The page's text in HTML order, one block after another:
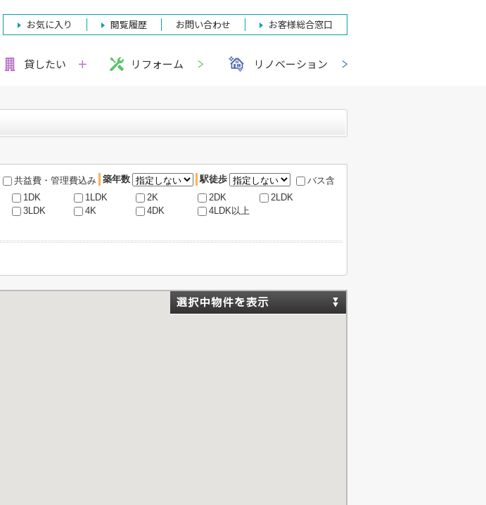
お気に入り 閲覧履歴 お問い合わせ お客様総合窓口
貸したい リフォーム リノベーション
共益費・管理費込み 築年数 駅徒歩
バス含
1DK 1LDK 2K 2DK
2LDK
3LDK 4K 4DK 4LDK以上